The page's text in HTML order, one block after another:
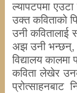
ल्यापटपमा
उक्त कविताको
उनी कवितालाई
अझ उनी भन्छन्,
विद्यालय
कविता लेखेर
प्रोत्साहनबाट